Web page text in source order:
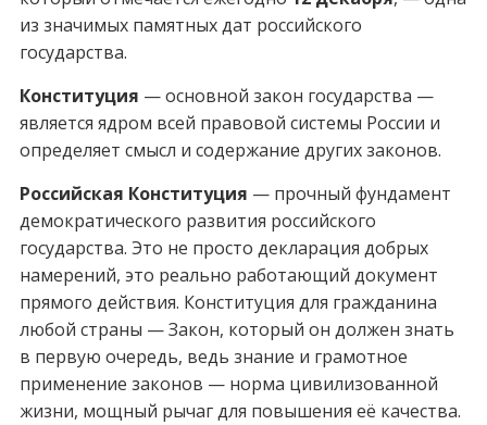
из значимых памятных дат российского
государства.
Конституция — основной закон государства —
является ядром всей правовой системы России и
определяет смысл и содержание других законов.
Российская Конституция — прочный фундамент
демократического развития российского
государства. Это не просто декларация добрых
намерений, это реально работающий документ
прямого действия. Конституция для гражданина
любой страны — Закон, который он должен знать
в первую очередь, ведь знание и грамотное
применение законов — норма цивилизованной
жизни, мощный рычаг для повышения её качества.